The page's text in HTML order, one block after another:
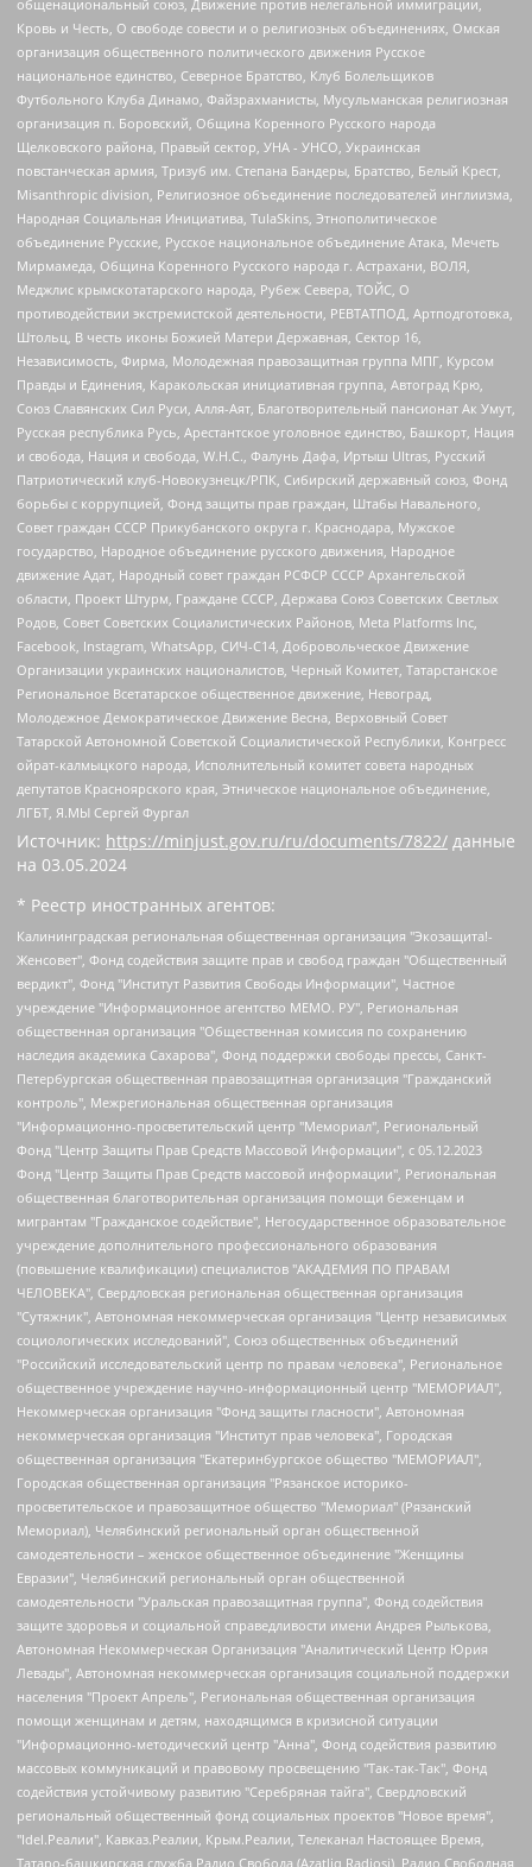
общенациональный союз, Движение против нелегальной иммиграции,
Кровь и Честь, О свободе совести и о религиозных объединениях, Омская
организация общественного политического движения Русское
национальное единство, Северное Братство, Клуб Болельщиков
Футбольного Клуба Динамо, Файзрахманисты, Мусульманская религиозная
организация п. Боровский, Община Коренного Русского народа
Щелковского района, Правый сектор, УНА - УНСО, Украинская
повстанческая армия, Тризуб им. Степана Бандеры, Братство, Белый Крест,
Misanthropic division, Религиозное объединение последователей инглиизма,
Народная Социальная Инициатива, TulaSkins, Этнополитическое
объединение Русские, Русское национальное объединение Атака, Мечеть
Мирмамеда, Община Коренного Русского народа г. Астрахани, ВОЛЯ,
Меджлис крымскотатарского народа, Рубеж Севера, ТОЙС, О
противодействии экстремистской деятельности, РЕВТАТПОД, Артподготовка,
Штольц, В честь иконы Божией Матери Державная, Сектор 16,
Независимость, Фирма, Молодежная правозащитная группа МПГ, Курсом
Правды и Единения, Каракольская инициативная группа, Автоград Крю,
Союз Славянских Сил Руси, Алля-Аят, Благотворительный пансионат Ак Умут,
Русская республика Русь, Арестантское уголовное единство, Башкорт, Нация
и свобода, Нация и свобода, W.H.С., Фалунь Дафа, Иртыш Ultras, Русский
Патриотический клуб-Новокузнецк/РПК, Сибирский державный союз, Фонд
борьбы с коррупцией, Фонд защиты прав граждан, Штабы Навального,
Совет граждан СССР Прикубанского округа г. Краснодара, Мужское
государство, Народное объединение русского движения, Народное
движение Адат, Народный совет граждан РСФСР СССР Архангельской
области, Проект Штурм, Граждане СССР, Держава Союз Советских Светлых
Родов, Совет Советских Социалистических Районов, Meta Platforms Inc,
Facebook, Instagram, WhatsApp, СИЧ-С14, Добровольческое Движение
Организации украинских националистов, Черный Комитет, Татарстанское
Региональное Всетатарское общественное движение, Невоград,
Молодежное Демократическое Движение Весна, Верховный Совет
Татарской Автономной Советской Социалистической Республики, Конгресс
ойрат-калмыцкого народа, Исполнительный комитет совета народных
депутатов Красноярского края, Этническое национальное объединение,
ЛГБТ, Я.МЫ Сергей Фургал
Источник: https://minjust.gov.ru/ru/documents/7822/ данные
на 03.05.2024
* Реестр иностранных агентов:
Калининградская региональная общественная организация "Экозащита!-Женсовет", Фонд содействия защите прав и свобод граждан "Общественный вердикт", Фонд "Институт Развития Свободы Информации", Частное учреждение "Информационное агентство МЕМО. РУ", Региональная общественная организация "Общественная комиссия по сохранению наследия академика Сахарова", Фонд поддержки свободы прессы, Санкт-Петербургская общественная правозащитная организация "Гражданский контроль", Межрегиональная общественная организация "Информационно-просветительский центр "Мемориал", Региональный Фонд "Центр Защиты Прав Средств Массовой Информации", с 05.12.2023 Фонд "Центр Защиты Прав Средств массовой информации", Региональная общественная благотворительная организация помощи беженцам и мигрантам "Гражданское содействие", Негосударственное образовательное учреждение дополнительного профессионального образования (повышение квалификации) специалистов "АКАДЕМИЯ ПО ПРАВАМ ЧЕЛОВЕКА", Свердловская региональная общественная организация "Сутяжник", Автономная некоммерческая организация "Центр независимых социологических исследований", Союз общественных объединений "Российский исследовательский центр по правам человека", Региональное общественное учреждение научно-информационный центр "МЕМОРИАЛ", Некоммерческая организация "Фонд защиты гласности", Автономная некоммерческая организация "Институт прав человека", Городская общественная организация "Екатеринбургское общество "МЕМОРИАЛ", Городская общественная организация "Рязанское историко-просветительское и правозащитное общество "Мемориал" (Рязанский Мемориал), Челябинский региональный орган общественной самодеятельности – женское общественное объединение "Женщины Евразии", Челябинский региональный орган общественной самодеятельности "Уральская правозащитная группа", Фонд содействия защите здоровья и социальной справедливости имени Андрея Рылькова, Автономная Некоммерческая Организация "Аналитический Центр Юрия Левады", Автономная некоммерческая организация социальной поддержки населения "Проект Апрель", Региональная общественная организация помощи женщинам и детям, находящимся в кризисной ситуации "Информационно-методический центр "Анна", Фонд содействия развитию массовых коммуникаций и правовому просвещению "Так-так-Так", Фонд содействия устойчивому развитию "Серебряная тайга", Свердловский региональный общественный фонд социальных проектов "Новое время", "Idel.Реалии", Кавказ.Реалии, Крым.Реалии, Телеканал Настоящее Время, Татаро-башкирская служба Радио Свобода (Azatliq Radiosi), Радио Свободная Европа/Радио Свобода (PCE/PC), "Сибирь.Реалии", "Фактограф", Благотворительный фонд помощи осужденным и их семьям, Автономная некоммерческая организация "Институт глобализации и социальных движений", Фонд "В защиту прав заключенных", Частное учреждение "Центр поддержки и содействия развитию средств массовой информации", Пензенский региональный общественный благотворительный фонд "Гражданский союз", "Север.Реалии", Некоммерческая организация Фонд "Правовая инициатива", Общество с ограниченной ответственностью "Радио Свободная Европа/Радио Свобода", Чешское информационное агентство "MEDIUM-ORIENT", Красноярская региональная общественная организация "Мы против СПИДа", Камалягин Денис Николаевич, Маркелов Сергей Евгеньевич, Пономарев Лев Александрович, Савицкая Людмила Алексеевна, Автономная некоммерческая организация "Центр по работе с проблемой насилия "НАСИЛИЮ.НЕТ", Межрегиональный профессиональный союз работников здравоохранения "Альянс врачей", Юридическое лицо, зарегистрированное в Латвийской Республике, SIA "Medusa Project" (регистрационный номер 40103797863, дата регистрации 10.06.2014), Некоммерческая организация "Фонд по борьбе с коррупцией", Автономная некоммерческая организация "Институт права и публичной политики", Баданин Роман Сергеевич, Гликин Максим Александрович, Железнова Мария Михайловна, Лукьянова Юлия Сергеевна, Маетная Елизавета Витальевна, Маняхин Петр Борисович, Чуракова Ольга Владимировна, Ярош Юлия Петровна, Юридическое лицо "The Insider SIA", зарегистрированное в Риге, Латвийская Республика (дата регистрации 26.06.2015), являющееся администратором доменного имени интернет-издания "The Insider SIA", https://theins.ru, Постернак Алексей Евгеньевич, Рубин Михаил Аркадьевич, Анин Роман Александрович, Юридическое лицо Istories fonds, зарегистрированное в Латвийской Республике (регистрационный номер 50008295751, дата регистрации 24.02.2020), Великовский Дмитрий Александрович, Долинина Ирина Николаевна, Мароховская Алеся Алексеевна, Шлейнов Роман Юрьевич, Шмагун Олеся Валентиновна, Общество с ограниченной ответственностью "Альтаир 2021", Общество с ограниченной ответственностью "Вега 2021", Общество с ограниченной ответственностью "Главный редактор 2021", Общество с ограниченной ответственностью "Ромашки монолит", Важенков Артем Валерьевич, Ивановская областная общественная организация "Центр гендерных исследований", Гурман Юрий Альбертович, Медиапроект "ОВД-Инфо", Егоров Владимир Владимирович, Жилинский Владимир Александрович, Общество с ограниченной ответственностью "ЗП", Иванова София Юрьевна, Карезина Инна Павловна, Кильтау Екатерина Викторовна, Петров Алексей Викторович, Пискунов Сергей Евгеньевич, Смирнов Сергей Сергеевич, Тихонов Михаил Сергеевич, Общество с ограниченной ответственностью "ЖУРНАЛИСТ-ИНОСТРАННЫЙ АГЕНТ", Арапова Галина Юрьевна, Вольтская Татьяна Анатольевна, Американская компания "Mason G.E.S. Anonymous Foundation" (США), являющаяся владельцем интернет-издания https://mnews.world/, Компания "Stichting Bellingcat", зарегистрированная в Нидерландах (дата регистрации 11.07.2018), Захаров Андрей Вячеславович, Клепиковская Екатерина Дмитриевна, Общество с ограниченной ответственностью "МЕМО", Перл Роман Александрович, Симонов Евгений Алексеевич, Соловьева Елена Анатольевна, Сотников Даниил Владимирович, Сурначева Елизавета Дмитриевна, Автономная некоммерческая организация по защите прав человека и информированию населения "Якутия – Наше Мнение", Общество с ограниченной ответственностью "Москоу диджитал медиа", с 26.01.2023 Общество с ограниченной ответственностью "Чайка Белые сады", Ветошкина Валерия Валерьевна, Заговора Максим Александрович, Межрегиональное общественное движение "Российская ЛГБТ - сеть", Оленичев Максим Владимирович, Павлов Иван Юрьевич, Скворцова Елена Сергеевна, Общество с ограниченной ответственностью "Как бы инагент", Кочетков Игорь Викторович, Общество с ограниченной ответственностью "Честные выборы", Еланчик Олег Александрович, Общество с ограниченной ответственностью "Нобелевский призыв", Гималова Регина Эмилевна, Григорьев Андрей Валерьевич, Григорьева Алина Александровна, Ассоциация по содействию защите прав призывников, альтернативнослужащих и военнослужащих "Правозащитная группа "Гражданин.Армия.Право", Хисамова Регина Фаритовна, Автономная некоммерческая организация по реализации социально-правовых программ "Лилит", Дальневосточное общественное движение "Маяк", Санкт-Петербургская ЛГБТ-инициативная группа "Выход", Инициативная группа ЛГБТ+ "Реверс", Алексеев Андрей Викторович, Бекбулатова Таисия Львовна, Беляев Иван Михайлович, Владыкина Елена Сергеевна, Гельман Марат Александрович, Никульшина Вероника Юрьевна, Толоконникова Надежда Андреевна, Шендерович Виктор Анатольевич, Общество с ограниченной ответственностью "Данное сообщение", Общество с ограниченной ответственностью Издательский дом "Новая глава", Айнбиндер Александра Александровна, Московский комьюнити-центр для ЛГБТ+инициатив, Благотворительный фонд развития филантропии, Deutsche Welle (Германия, Kurt-Schumacher-Strasse 3, 53113 Bonn), Борзунова Мария Михайловна, Воробьев Виктор Викторович, Голубева Анна Львовна, Константинова Алла Михайловна, Малкова Ирина Владимировна, Мурадов Мурад Абдулгалимович, Осетинская Елизавета Николаевна, Понасенков Евгений Николаевич, Ганапольский Матвей Юрьевич, Киселев Евгений Алексеевич, Борухович Ирина Григорьевна, Дремин Иван Тимофеевич, Дубровский Дмитрий Викторович, Красноярская региональная общественная организация поддержки и развития альтернативных образовательных технологий и межкультурных коммуникаций "ИНТЕРРА", Маяковская Екатерина Алексеевна, Фейгин Марк Захарович, Филимонов Андрей Викторович, Дзугкоева Регина Николаевна, Доброхотов Роман Александрович, Дудь Юрий Александрович, Елкин Сергей Владимирович, Кругликов Кирилл Игоревич, Сабунаева Мария Леонидовна, Семенов Алексей Владимирович, Шаинян Карен Багратович, Шульман Екатерина Михайловна, Асафьев Артур Валерьевич, Вахштайн Виктор Семенович, Венедиктов Алексей Алексеевич, Лушникова Екатерина Евгеньевна, Волков Леонид Михайлович, Невзоров Александр Глебович, Пархоменко Сергей Борисович, Сироткин Ярослав Николаевич, Кара-Мурза Владимир Владимирович, Баранова Наталья Владимировна, Гозман Леонид Яковлевич, Кагарлицкий Борис Юльевич, Климарев Михаил Валерьевич, Милов Владимир Станиславович, Автономная некоммерческая организация Краснодарский центр современного искусства "Типография", Моргенштерн Алишер Тагирович, Соболь Любовь Эдуардовна, Общество с ограниченной ответственностью "ЛИЗА НОРМ", Каспаров Гарри Кимович, Ходорковский Михаил Борисович, Общество с ограниченной ответственностью "Апрельские тезисы", Данилович Ирина Брониславовна, Кашин Олег Владимирович, Петров Николай Владимирович, Пивоваров Алексей Владимирович, Соколов Михаил Владимирович, Цветкова Юлия Владимировна, Чичваркин Евгений Александрович, Комитет против пыток/Команда против пыток, Общество с ограниченной ответственностью "Первый научный", Общество с ограниченной ответственностью "Вертолет и ко", Белоцерковская Вероника Борисовна, Кац Максим Евгеньевич, Лазарева Татьяна Юрьевна, Шаведдинов Руслан Табризович, Яшин Илья Валерьевич, Общество с ограниченной ответственностью "Иноагент ААВ", Алешковский Дмитрий Петрович, Альбац Евгения Марковна, Быков Дмитрий Львович, Галямина Юлия Евгеньевна, Лойко Сергей Леонидович, Мартынов Кирилл Константинович, Медведев Сергей Александрович, Крашенинников Федор Геннадиевич, Гордеева Катерина Вл